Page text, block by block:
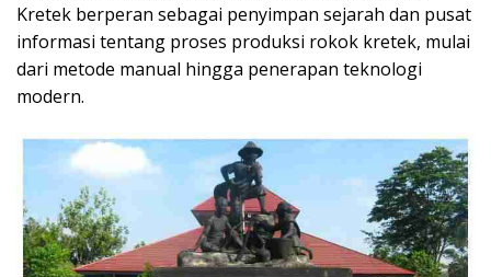
Kretek berperan sebagai penyimpan sejarah dan pusat
informasi tentang proses produksi rokok kretek, mulai
dari metode manual hingga penerapan teknologi
modern.